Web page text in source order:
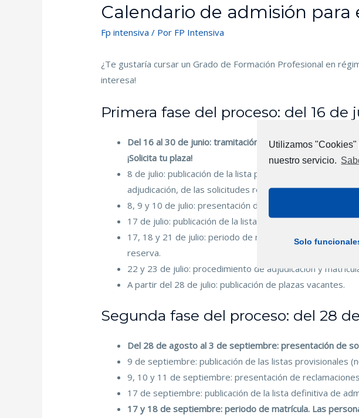
Calendario de admisión para
Fp intensiva / Por FP Intensiva
¿Te gustaría cursar un Grado de Formación Profesional en
interesa!
Primera fase del proceso: del 16 de
Del 16 al 30 de junio: tramitación de la solicitud de
¡Solicita tu plaza!
8 de julio: publicación de la lista provisional. Los
adjudicación, de las solicitudes recibidas.
8, 9 y 10 de julio: presentación de reclamaciones,
17 de julio: publicación de la lista definitiva de admitidos
17, 18 y 21 de julio: periodo de matrícula. Las personas
reserva.
22 y 23 de julio: procedimiento de adjudicación y
A partir del 28 de julio: publicación de plazas vacantes.
Segunda fase del proceso: del 28
Del 28 de agosto al 3 de septiembre: presentación de
9 de septiembre: publicación de las listas provisionales
9, 10 y 11 de septiembre: presentación de
17 de septiembre: publicación de la lista definitiva de
17 y 18 de septiembre: periodo de matrícula. Las
Utilizamos
nuestro servicio.
Solo